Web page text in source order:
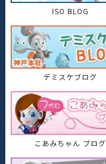
ISO BLOG
デミスケブログ
こあみちゃん ブログ